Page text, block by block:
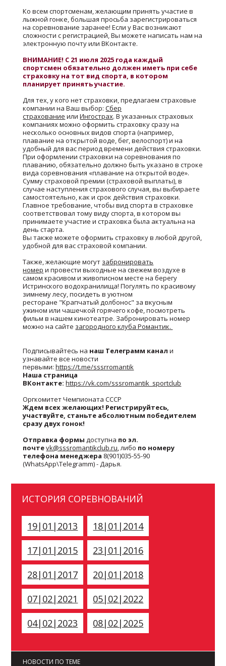
Ко всем спортсменам, желающим принять участие в
лыжной гонке, большая просьба зарегистрироваться
на соревнование заранее! Если у Вас возникают
сложности с регистрацией, Вы можете написать нам на
электронную почту или ВКонтакте.
ВНИМАНИЕ! С 21 июля 2025 года каждый
спортсмен обязательно должен иметь при себе
страховку на тот вид спорта, в котором
планирует принять участие.
Для тех, у кого нет страховки, предлагаем страховые
компании на Ваш выбор:Сбер
страхование илиИнгострах. В указанных страховых
компаниях можно оформить страховку сразу на
несколько основных видов спорта (например,
плавание на открытой воде, бег, велоспорт) и на
удобный для вас период времени действия страховки.
При оформлении страховки на соревнования по
плаванию, обязательно должно быть указано в строке
вида соревнования «плавание на открытой воде».
Сумму страховой премии (страховой выплаты), в
случае наступления страхового случая, вы выбираете
самостоятельно, как и срок действия страховки.
Главное требование, чтобы вид спорта в страховке
соответствовал тому виду спорта, в котором вы
принимаете участие и страховка была актуальна на
день старта.
Вы также можете оформить страховку в любой другой,
удобной для вас страховой компании.
Также, желающие могут забронировать
номер и провести выходные на свежем воздухе в
самом красивом и живописном месте на берегу
Истринского водохранилища! Погулять по красивому
зимнему лесу, посидеть в уютном
ресторане "Крапчатый долбонос" за вкусным
ужином или чашечкой горячего кофе, посмотреть
фильм в нашем кинотеатре. Забронировать номер
можно на сайте загородного клуба Романтик.
Подписывайтесь на наш Телеграмм канал и
узнавайте все новости
первыми:https://t.me/sssrromantik
Наша страница
ВКонтакте: https://vk.com/sssromantik_sportclub
Оргкомитет Чемпионата СССР
Ждем всех желающих! Регистрируйтесь,
участвуйте, станьте абсолютным победителем
сразу двух гонок!
Отправка формы доступна по эл.
почтеvk@sssromantikclub.ru, либо по номеру
телефона менеджера 8(901)035-55-90
(WhatsApp\Telegramm) - Дарья.
ИСТОРИЯ СОРЕВНОВАНИЙ
19|01|2013
18|01|2014
17|01|2015
23|01|2016
28|01|2017
20|01|2018
07|02|2021
05|02|2022
04|02|2023
08|02|2025
НОВОСТИ ПО ТЕМЕ